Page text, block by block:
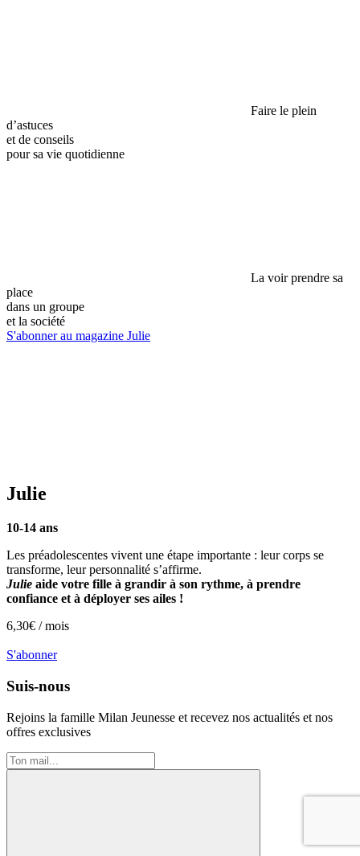
Faire le plein
d’astuces
et de conseils
pour sa vie quotidienne
La voir prendre sa
place
dans un groupe
et la société
S'abonner au magazine Julie
Julie
10-14 ans
Les préadolescentes vivent une étape importante : leur corps se
transforme, leur personnalité s’affirme.
Julie aide votre fille à grandir à son rythme, à prendre
confiance et à déployer ses ailes !
6,30€ /mois
S'abonner
Suis-nous
Rejoins la famille Milan Jeunesse et recevez nos actualités et nos
offres exclusives